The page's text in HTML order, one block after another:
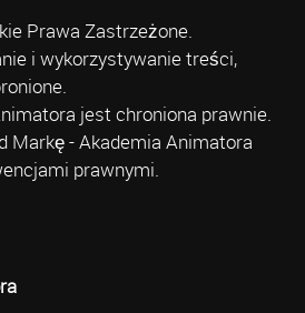
Prawa Zastrzeżone.
i wykorzystywanie treści,
jest chroniona prawnie.
Markę - Akademia Animatora
prawnymi.